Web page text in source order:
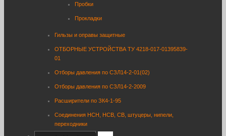
Пробки
Прокладки
Гильзы и оправы защитные
ОТБОРНЫЕ УСТРОЙСТВА ТУ 4218-017-01395839-
01
Отборы давления по СЗЛ14-2-01(02)
Отборы давления по СЗЛ14-2-2009
Расширители по ЗК4-1-95
Соединения НСН, НСВ, СВ, штуцеры, нипели,
переходники